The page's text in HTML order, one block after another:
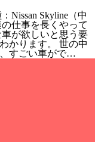
Nissan Skyline（中
仕事を長くやって
が欲しいと思う要
かります。 世の中
すごい車がで…